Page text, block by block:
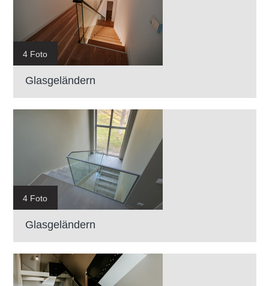
4 Foto
Glasgeländern
4 Foto
Glasgeländern